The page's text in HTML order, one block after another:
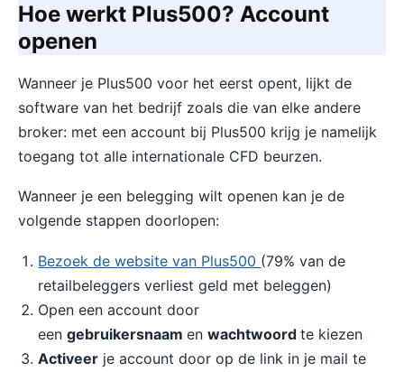
Hoe werkt Plus500? Account
openen
Wanneer je Plus500 voor het eerst opent, lijkt de
software van het bedrijf zoals die van elke andere
broker: met een account bij Plus500 krijg je namelijk
toegang tot alle internationale CFD beurzen.
Wanneer je een belegging wilt openen kan je de
volgende stappen doorlopen:
Bezoek de website van Plus500 (79% van de
retailbeleggers verliest geld met beleggen)
Open een account door
eengebruikersnaamenwachtwoordte kiezen
Activeer je account door op de link in je mail te